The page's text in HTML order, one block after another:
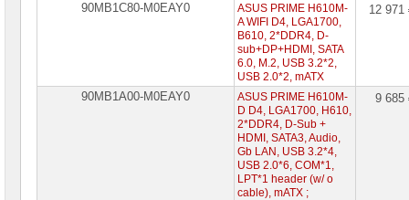
90MB1C80-M0EAY0
ASUS PRIME H610M-
A WIFI D4, LGA1700,
B610, 2*DDR4, D-
sub+DP+HDMI, SATA
6.0, M.2, USB 3.2*2,
USB 2.0*2, mATX
12
90MB1A00-M0EAY0
ASUS PRIME H610M-
D D4, LGA1700, H610,
2*DDR4, D-Sub +
HDMI, SATA3, Audio,
Gb LAN, USB 3.2*4,
USB 2.0*6, COM*1,
LPT*1 header (w/ o
cable), mATX ;
9